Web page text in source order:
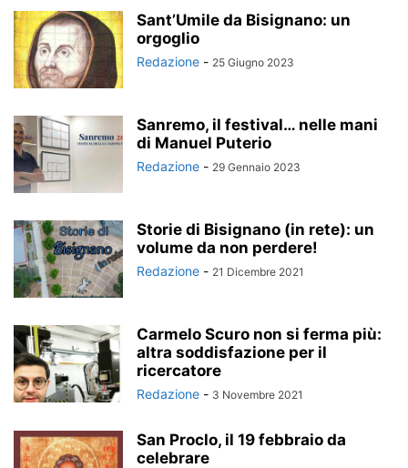
Sant’Umile da Bisignano: un
orgoglio
Redazione - 25 Giugno 2023
Sanremo, il festival… nelle mani
di Manuel Puterio
Redazione - 29 Gennaio 2023
Storie di Bisignano (in rete): un
volume da non perdere!
Redazione - 21 Dicembre 2021
Carmelo Scuro non si ferma più:
altra soddisfazione per il
ricercatore
Redazione - 3 Novembre 2021
San Proclo, il 19 febbraio da
celebrare